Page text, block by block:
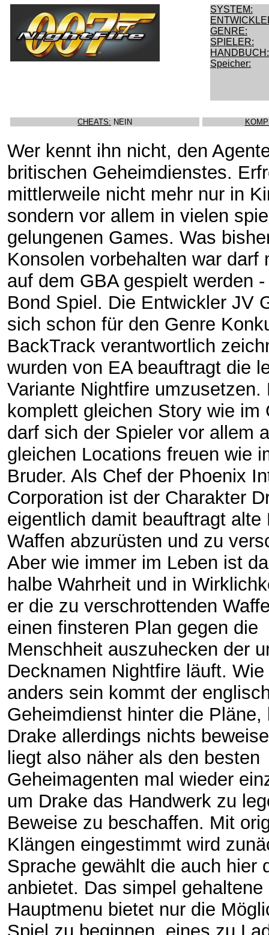
SYSTEM:
GENRE:
SPIELER:
HANDBUCH:
Speicher:
CHEATS: NEIN
Wer kennt ihn nicht, den
britischen Geheimdienstes.
mittlerweile nicht mehr nur in
sondern vor allem in vielen
gelungenen Games. Was
Konsolen vorbehalten war darf
auf dem GBA gespielt werden
Bond Spiel. Die Entwickler JV
sich schon für den Genre
BackTrack verantwortlich
wurden von EA beauftragt die
Variante Nightfire umzusetzen.
komplett gleichen Story wie im
darf sich der Spieler vor allem
gleichen Locations freuen wie
Bruder. Als Chef der Phoenix
Corporation ist der Charakter
eigentlich damit beauftragt alte
Waffen abzurüsten und zu
Aber wie immer im Leben ist
halbe Wahrheit und in
er die zu verschrottenden
einen finsteren Plan gegen die
Menschheit auszuhecken der
Decknamen Nightfire läuft.
anders sein kommt der
Geheimdienst hinter die Pläne,
Drake allerdings nichts
liegt also näher als den besten
Geheimagenten mal wieder
um Drake das Handwerk zu
Beweise zu beschaffen. Mit
Klängen eingestimmt wird
Sprache gewählt die auch hier
anbietet. Das simpel gehaltene
Hauptmenu bietet nur die